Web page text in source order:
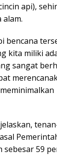
api),
alam.
bencana
kita miliki
sangat
sebesar 59